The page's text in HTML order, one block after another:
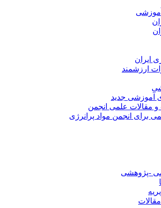
ایران
ارزشمند
آموزشی جدید
مقالات علمی انجمن
برای انجمن مواد پرانرژی
-پژوهشی